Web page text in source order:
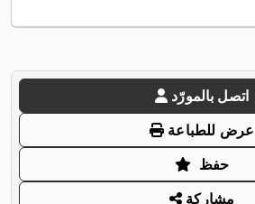
اتصل بالمورّد
عرض للطباعة
حفظ
مشاركة